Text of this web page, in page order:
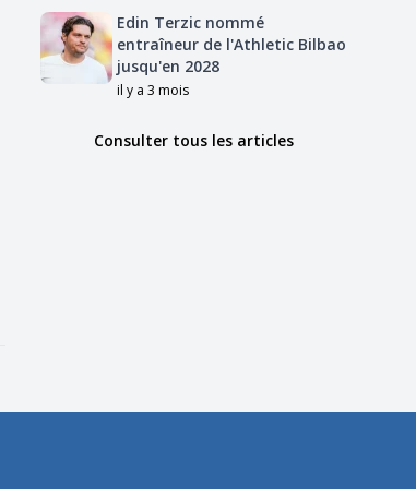
Edin Terzic nommé
entraîneur de l'Athletic Bilbao
jusqu'en 2028
il y a 3 mois
Consulter tous les articles